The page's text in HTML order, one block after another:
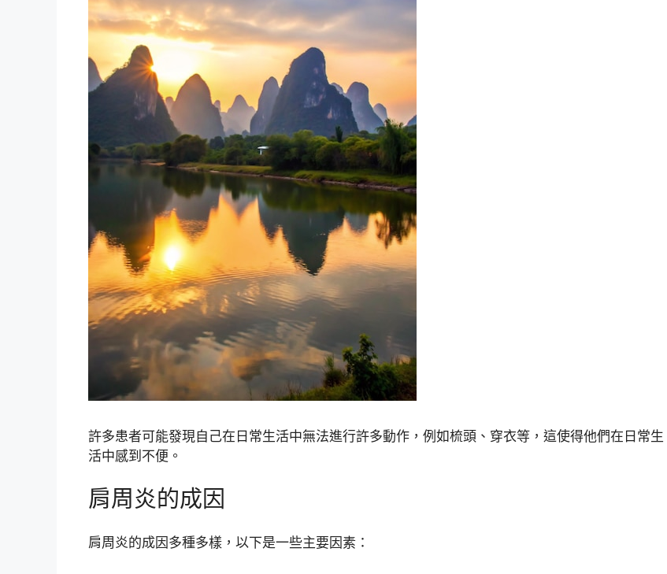
許多患者可能發現自己在日常生活中無法進行許多動作，例如梳頭、穿衣等，這使得他們在日常生
活中感到不便。
肩周炎的成因
肩周炎的成因多種多樣，以下是一些主要因素：